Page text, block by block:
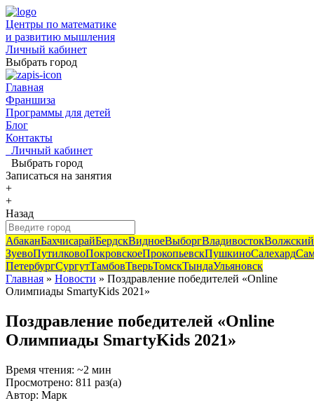
Центры по математике
и развитию мышления
Личный кабинет
Выбрать город
Главная
Франшиза
Программы для детей
Блог
Контакты
Личный кабинет
Выбрать город
Записаться на занятия
+
+
Назад
АбаканБахчисарайБердскВидноеВыборгВладивостокВолжский
ЗуевоПутилковоПокровскоеПрокопьевскПушкиноСалехард
ПетербургСургутТамбовТверьТомскТындаУльяновск
Главная » Новости » Поздравление победителей «Online
Олимпиады SmartyKids 2021»
Поздравление победителей «Online
Олимпиады SmartyKids 2021»
Время чтения: ~2 мин
Просмотрено: 811 раз(а)
Автор: Марк